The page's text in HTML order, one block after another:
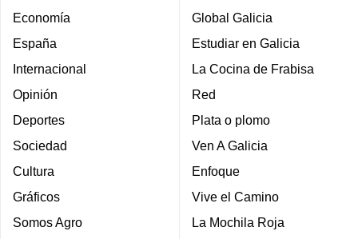
Economía
España
Internacional
Opinión
Deportes
Sociedad
Cultura
Gráficos
Somos Agro
Global Galicia
Estudiar en Galicia
La Cocina de Frabisa
Red
Plata o plomo
Ven A Galicia
Enfoque
Vive el Camino
La Mochila Roja